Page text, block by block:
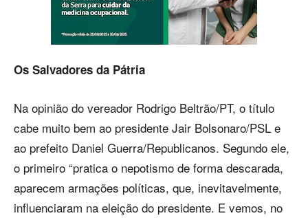
Os Salvadores da Pátria
Na opinião do vereador Rodrigo Beltrão/PT, o título
cabe muito bem ao presidente Jair Bolsonaro/PSL e
ao prefeito Daniel Guerra/Republicanos. Segundo ele,
o primeiro “pratica o nepotismo de forma descarada,
aparecem armações políticas, que, inevitavelmente,
influenciaram na eleição do presidente. E vemos, no